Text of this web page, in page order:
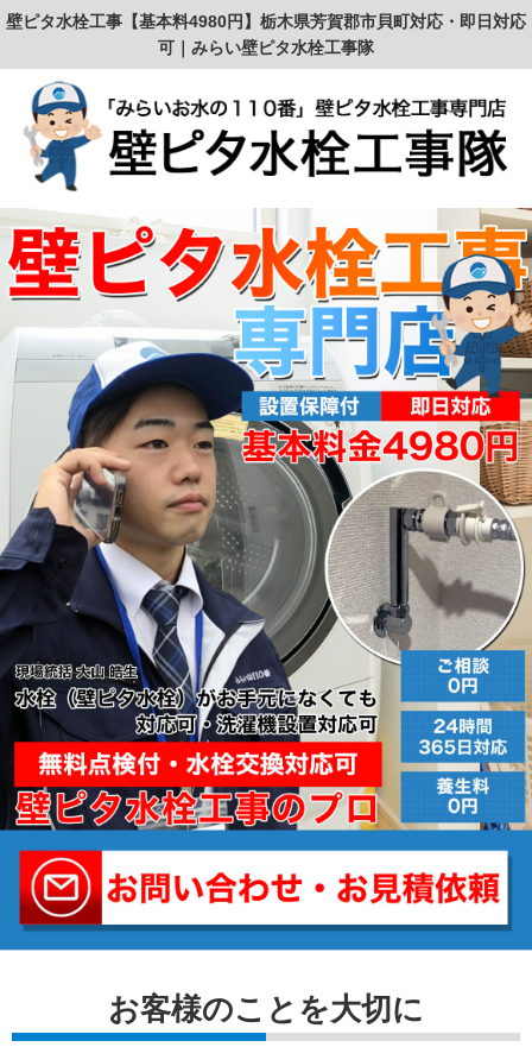
壁ピタ水栓工事【基本料4980円】栃木県芳賀郡市貝町対応・即日対応
可｜みらい壁ピタ水栓工事隊
お客様のことを⼤切に